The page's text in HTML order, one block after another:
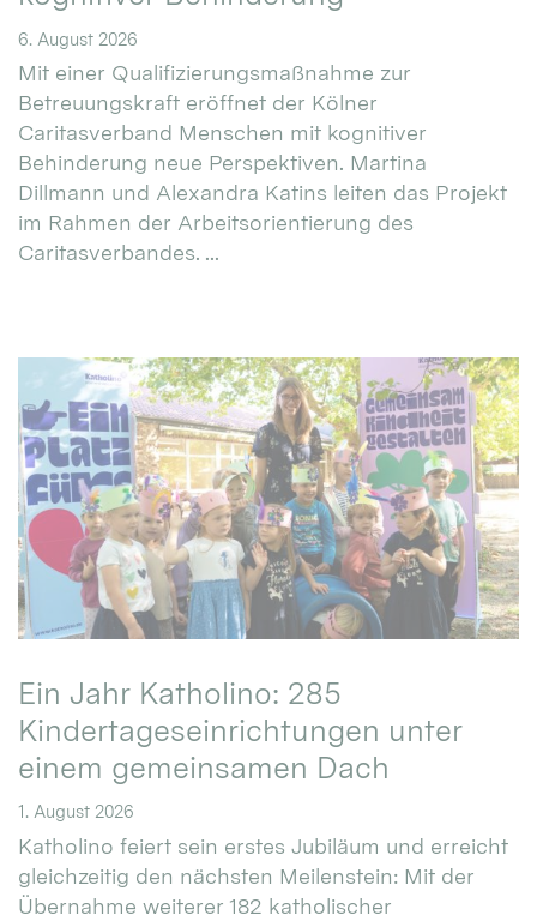
6. August 2026
Mit einer Qualifizierungsmaßnahme zur
Betreuungskraft eröffnet der Kölner
Caritasverband Menschen mit kognitiver
Behinderung neue Perspektiven. Martina
Dillmann und Alexandra Katins leiten das Projekt
im Rahmen der Arbeitsorientierung des
Caritasverbandes. ...
Ein Jahr Katholino: 285
Kindertageseinrichtungen unter
einem gemeinsamen Dach
1. August 2026
Katholino feiert sein erstes Jubiläum und erreicht
gleichzeitig den nächsten Meilenstein: Mit der
Übernahme weiterer 182 katholischer